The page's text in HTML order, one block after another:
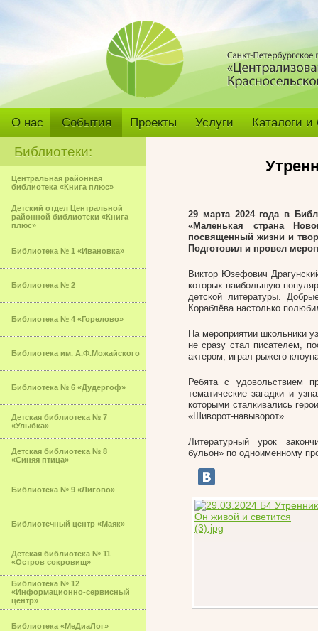
О нас События Проекты Услуги Каталоги
Библиотеки:
Центральная районная
библиотека «Книга плюс»
Детский отдел Центральной
районной библиотеки «Книга
плюс»
Библиотека № 1 «Ивановка»
Библиотека № 2
Библиотека № 4 «Горелово»
Библиотека им. А.Ф.Можайского
Библиотека № 6 «Дудергоф»
Детская библиотека № 7
«Улыбка»
Детская библиотека № 8
«Синяя птица»
Библиотека № 9 «Лигово»
Библиотечный центр «Маяк»
Детская библиотека № 11
«Остров сокровищ»
Библиотека № 12
«Информационно-сервисный
центр»
Библиотека «МеДиаЛог»
29 марта 2024 года в
«Маленькая страна
посвященный жизни и
Подготовил и провел
Виктор Юзефович
которых наибольшую
детской литературы.
Кораблёва настолько
На мероприятии школьники
не сразу стал писателем,
актером, играл рыжего
Ребята с удовольствием
тематические загадки и
которыми сталкивались
«Шиворот-навыворот».
Литературный урок
бульон» по одноименному